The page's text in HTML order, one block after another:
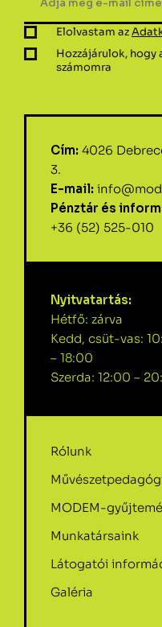
Elolvastam az
Hozzájárulok, hogy
számomra
Cím: 4026
3.
E-mail:
Pénztár és
+36 (52) 525-010
Nyitvatartás:
Hétfő: zárva
Kedd, csüt-vas:
– 18:00
Szerda: 12:00 –
Rólunk
MODEM-
Munkatársaink
Látogatói
Galéria